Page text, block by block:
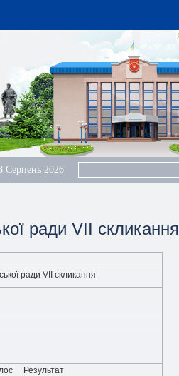
Серпень 2026
ради VII скликання
ради VII скликання
Результат